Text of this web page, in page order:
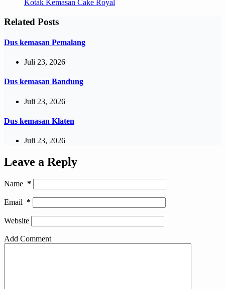
Kotak Kemasan Cake Royal
Related Posts
Dus kemasan Pemalang
Juli 23, 2026
Dus kemasan Bandung
Juli 23, 2026
Dus kemasan Klaten
Juli 23, 2026
Leave a Reply
Name *
Email *
Website
Add Comment